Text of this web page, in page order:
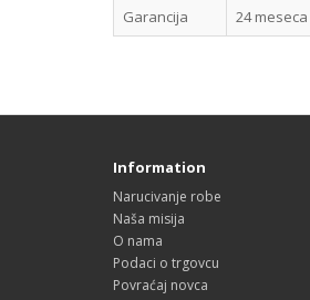
Garancija 24 meseca
Information
Narucivanje robe
Naša misija
O nama
Podaci o trgovcu
Povraćaj novca